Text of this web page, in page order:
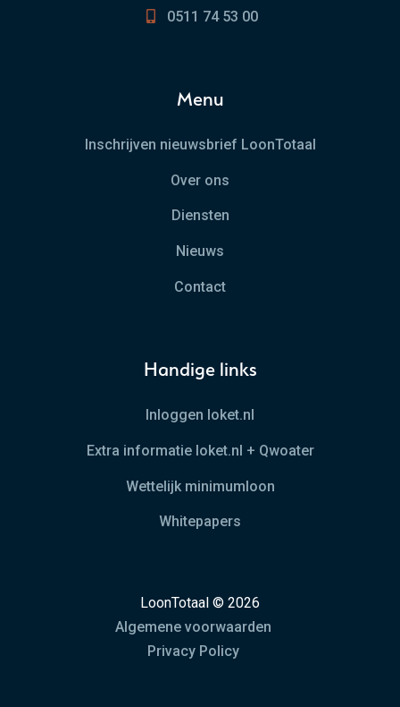
0511 74 53 00
Menu
Inschrijven nieuwsbrief LoonTotaal
Over ons
Diensten
Nieuws
Contact
Handige links
Inloggen loket.nl
Extra informatie loket.nl + Qwoater
Wettelijk minimumloon
Whitepapers
LoonTotaal © 2026
Algemene voorwaarden
Privacy Policy